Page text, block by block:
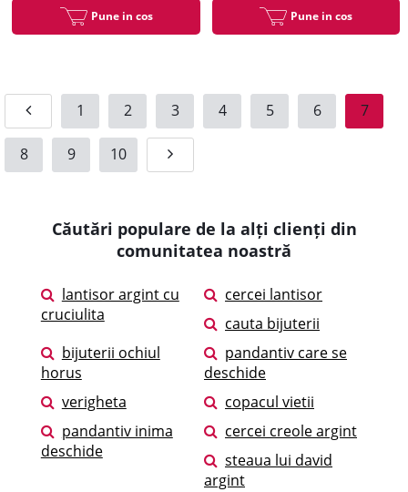
Pune in cos Pune in cos
1 2 3 4 5 6 7
8 9 10
Căutări populare de la alți clienți din
comunitatea noastră
lantisor argint cu
cruciulita
cercei lantisor
cauta bijuterii
bijuterii ochiul
horus
pandantiv care se
deschide
verigheta
copacul vietii
pandantiv inima
deschide
cercei creole argint
steaua lui david
argint